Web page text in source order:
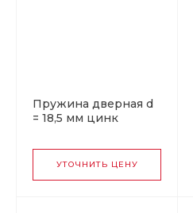
Пружина дверная d
= 18,5 мм цинк
УТОЧНИТЬ ЦЕНУ